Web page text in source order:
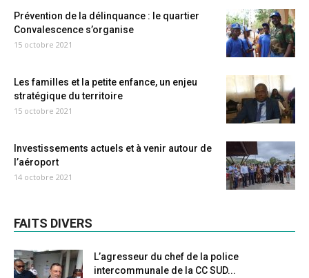
Prévention de la délinquance : le quartier
Convalescence s’organise
15 octobre 2021
Les familles et la petite enfance, un enjeu
stratégique du territoire
15 octobre 2021
Investissements actuels et à venir autour de
l’aéroport
14 octobre 2021
FAITS DIVERS
L’agresseur du chef de la police
intercommunale de la CC SUD...